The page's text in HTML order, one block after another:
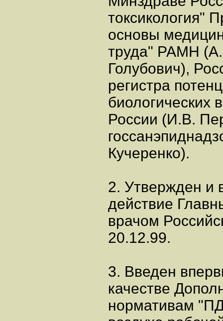
токсикология"
основы
труда" РАМН
Голубович),
регистра
биологических
России (И.В.
Кучеренко).
2. Утвержден и
действие
врачом
20.12.99.
3. Введен
качестве
нормативам